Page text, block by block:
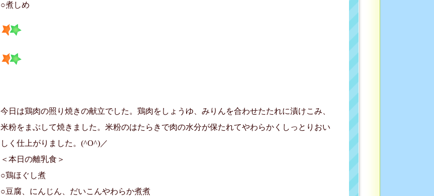
○煮しめ
今日は鶏肉の照り焼きの献立でした。鶏肉をしょうゆ、みりんを合わせたたれに漬けこみ、
米粉をまぶして焼きました。米粉のはたらきで肉の水分が保たれてやわらかくしっとりおい
しく仕上がりました。(^O^)／
＜本日の離乳食＞
○鶏ほぐし煮
○豆腐、にんじん、だいこんやわらか煮煮